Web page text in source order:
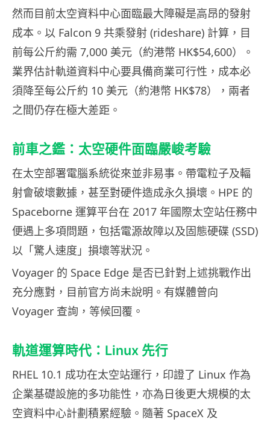
然而目前太空資料中心面臨最大障礙是高昂的發射
成本。以 Falcon 9 共乘發射 (rideshare) 計算，目
前每公斤約需 7,000 美元（約港幣 HK$54,600）。
業界估計軌道資料中心要具備商業可行性，成本必
須降至每公斤約 10 美元（約港幣 HK$78），兩者
之間仍存在極大差距。
前車之鑑：太空硬件面臨嚴峻考驗
在太空部署電腦系統從來並非易事。帶電粒子及輻
射會破壞數據，甚至對硬件造成永久損壞。HPE 的
Spaceborne 運算平台在 2017 年國際太空站任務中
便遇上多項問題，包括電源故障以及固態硬碟 (SSD)
以「驚人速度」損壞等狀況。
Voyager 的 Space Edge 是否已針對上述挑戰作出
充分應對，目前官方尚未說明。有媒體曾向
Voyager 查詢，等候回覆。
軌道運算時代：Linux 先行
RHEL 10.1 成功在太空站運行，印證了 Linux 作為
企業基礎設施的多功能性，亦為日後更大規模的太
空資料中心計劃積累經驗。隨著 SpaceX 及